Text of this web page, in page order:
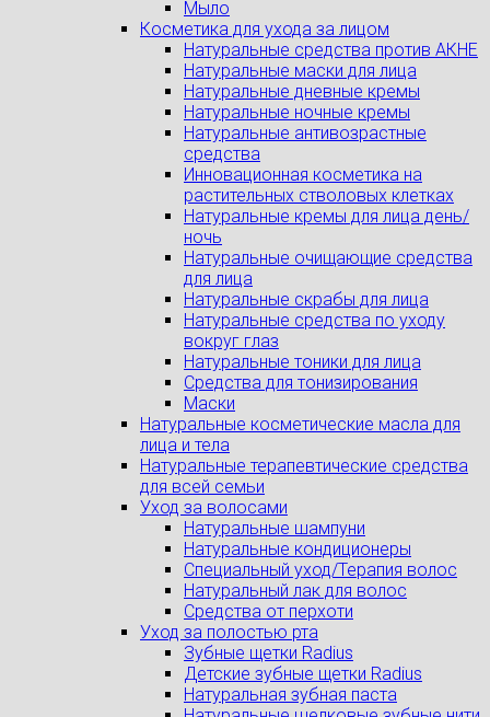
Мыло
Косметика для ухода за лицом
Натуральные средства против АКНЕ
Натуральные маски для лица
Натуральные дневные кремы
Натуральные ночные кремы
Натуральные антивозрастные
средства
Инновационная косметика на
растительных стволовых клетках
Натуральные кремы для лица день/
ночь
Натуральные очищающие средства
для лица
Натуральные скрабы для лица
Натуральные средства по уходу
вокруг глаз
Натуральные тоники для лица
Средства для тонизирования
Маски
Натуральные косметические масла для
лица и тела
Натуральные терапевтические средства
для всей семьи
Уход за волосами
Натуральные шампуни
Натуральные кондиционеры
Специальный уход/Терапия волос
Натуральный лак для волос
Средства от перхоти
Уход за полостью рта
Зубные щетки Radius
Детские зубные щетки Radius
Натуральная зубная паста